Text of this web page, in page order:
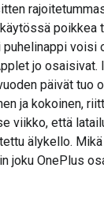
poikkea
puhelinappi voisi
jo osaisivat.
päivät tuo
ja kokoinen,
viikko, että
älykello.
joku OnePlus